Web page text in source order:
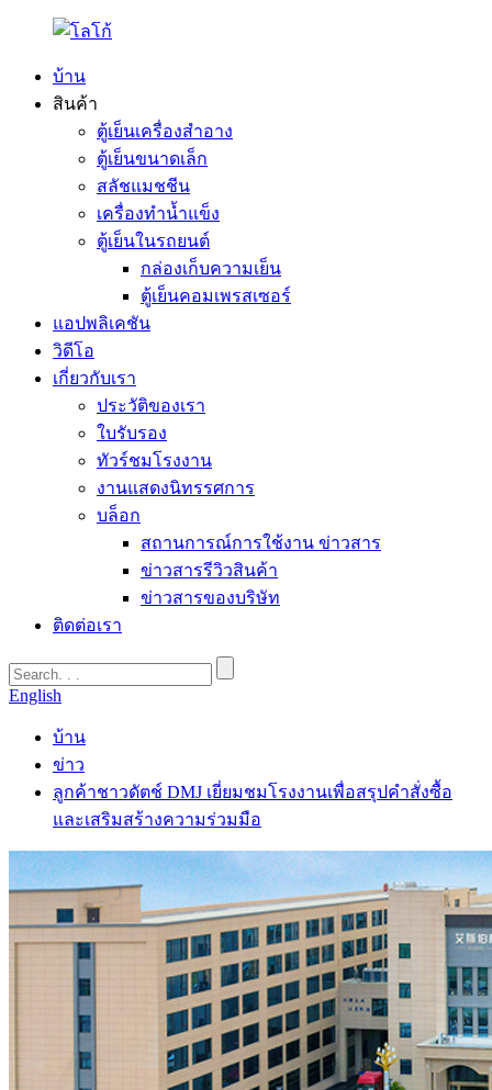
บ้าน
สินค้า
ตู้เย็นเครื่องสำอาง
ตู้เย็นขนาดเล็ก
สลัชแมชชีน
เครื่องทำน้ำแข็ง
ตู้เย็นในรถยนต์
กล่องเก็บความเย็น
ตู้เย็นคอมเพรสเซอร์
แอปพลิเคชัน
วิดีโอ
เกี่ยวกับเรา
ประวัติของเรา
ใบรับรอง
ทัวร์ชมโรงงาน
งานแสดงนิทรรศการ
บล็อก
สถานการณ์การใช้งาน ข่าวสาร
ข่าวสารรีวิวสินค้า
ข่าวสารของบริษัท
ติดต่อเรา
English
บ้าน
ข่าว
ลูกค้าชาวดัตช์ DMJ เยี่ยมชมโรงงานเพื่อสรุปคำสั่งซื้อ
และเสริมสร้างความร่วมมือ